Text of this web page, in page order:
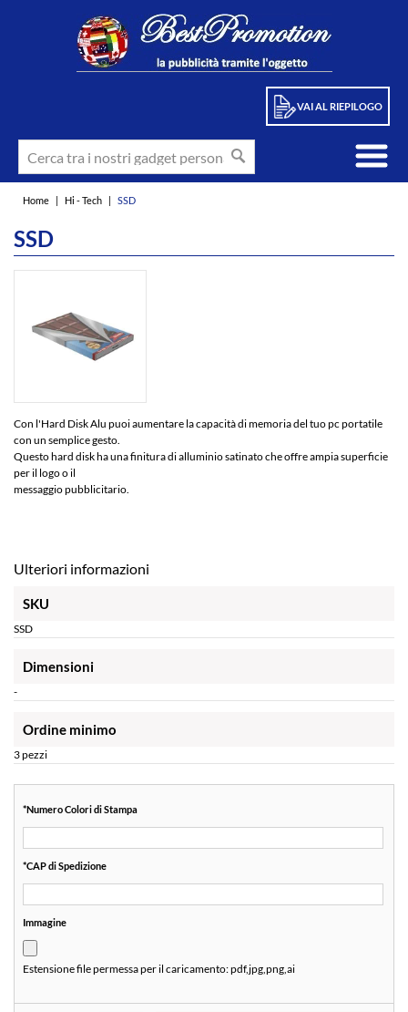
VAI AL RIEPILOGO
Home | Hi - Tech | SSD
SSD
Con l'Hard Disk Alu puoi aumentare la capacità di memoria del tuo pc portatile
con un semplice gesto.
Questo hard disk ha una finitura di alluminio satinato che offre ampia superficie
per il logo o il
messaggio pubblicitario.
Ulteriori informazioni
SKU
SSD
Dimensioni
-
Ordine minimo
3 pezzi
*Numero Colori di Stampa
*CAP di Spedizione
Immagine
Estensione file permessa per il caricamento:pdf,jpg,png,ai